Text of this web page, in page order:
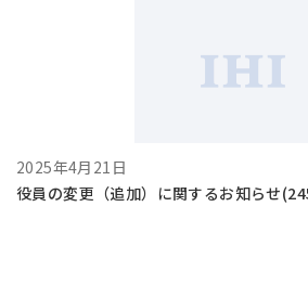
2025年4月21日
役員の変更（追加）に関するお知らせ